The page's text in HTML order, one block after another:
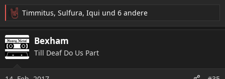
R
e
a
k
t
Timmitus, Sulfura, Iqui und 6 andere
Bexham
Till Deaf Do Us Part